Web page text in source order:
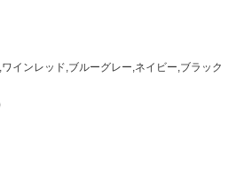
インレッド,ブルーグレー,ネイビー,ブラック